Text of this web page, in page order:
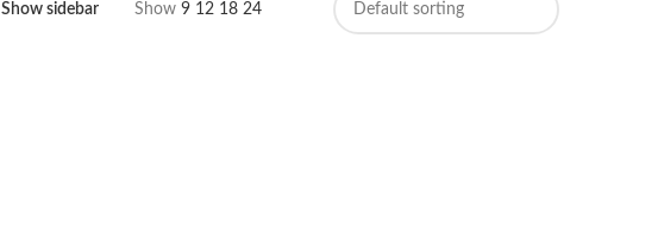
Show sidebar Show 9 12 18 24